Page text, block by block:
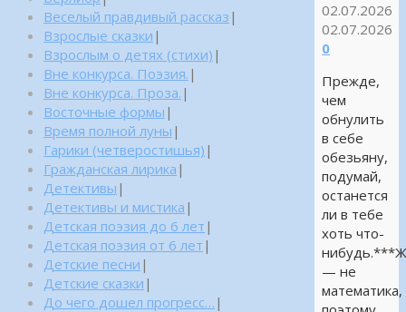
02.07.2026
02.07.2026
0
Прежде,
чем
обнулить
в себе
обезьяну,
подумай,
останется
ли в тебе
хоть что-
— не
математика,
Веселый правдивый рассказ |
Взрослые сказки |
Взрослым о детях (стихи) |
Вне конкурса. Поэзия. |
Вне конкурса. Проза. |
Восточные формы |
Время полной луны |
Гарики (четверостишья) |
Гражданская лирика |
Детективы |
Детективы и мистика |
Детская поэзия до 6 лет |
Детская поэзия от 6 лет |
Детские песни |
Детские сказки |
До чего дошел прогресс… |